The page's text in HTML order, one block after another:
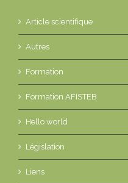
Article scientifique
Autres
Formation
Formation AFISTEB
Hello world
Législation
Liens